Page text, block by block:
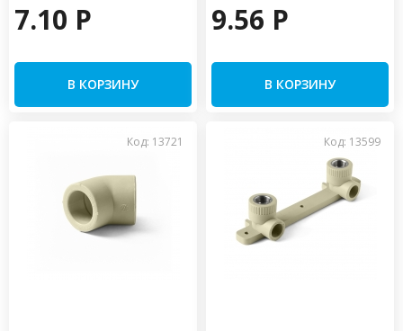
7.10 P
В КОРЗИНУ
9.56 P
В КОРЗИНУ
Код: 13721 Код: 13599